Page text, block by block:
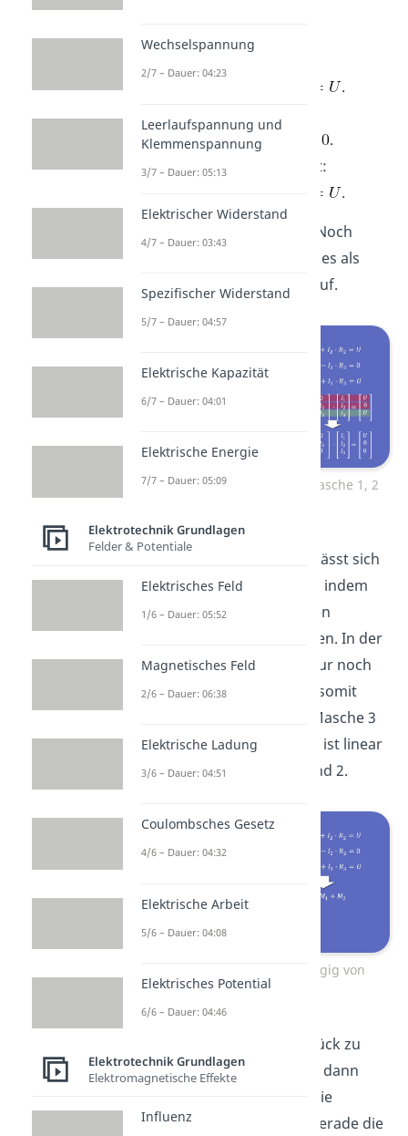
.
.
Und für Masche 3 folgt:
.
Fällt dir schon etwas auf? Noch
nicht? Dann schreiben wir es als
Matrix-Vektor-Gleichung auf.
Maschengleichungen für Masche 1, 2
Durch Matrixumformung lässt sich
die letzte Zeile eliminieren, indem
wir von Zeile drei die beiden
anderen Zeilen subtrahieren. In der
letzten Zeile stehen jetzt nur noch
Nullen, diese Zeile enthält somit
keine Information mehr. Masche 3
war also unnötig, denn sie ist linear
abhängig von Masche 1 und 2.
Masche 3 ist linear abhängig von
Masche 1 und 2
Springen wir nochmal zurück zu
den Maschengleichungen, dann
siehst du auch hier, dass die
Gleichung von Masche 3 gerade die
Wechselspannung
2/7 – Dauer: 04:23
Leerlaufspannung und
Klemmenspannung
3/7 – Dauer: 05:13
Elektrischer Widerstand
4/7 – Dauer: 03:43
Spezifischer Widerstand
5/7 – Dauer: 04:57
Elektrische Kapazität
6/7 – Dauer: 04:01
Elektrische Energie
7/7 – Dauer: 05:09
Elektrotechnik Grundlagen
Felder & Potentiale
Elektrisches Feld
1/6 – Dauer: 05:52
Magnetisches Feld
2/6 – Dauer: 06:38
Elektrische Ladung
3/6 – Dauer: 04:51
Coulombsches Gesetz
4/6 – Dauer: 04:32
Elektrische Arbeit
5/6 – Dauer: 04:08
Elektrisches Potential
6/6 – Dauer: 04:46
Elektrotechnik Grundlagen
Elektromagnetische Effekte
Influenz